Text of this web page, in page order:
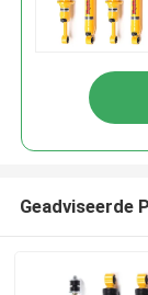
Geadviseerde